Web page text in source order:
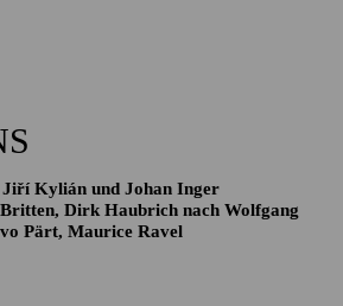
Kylián und Johan Inger
Dirk Haubrich nach Wolfgang
Pärt, Maurice Ravel